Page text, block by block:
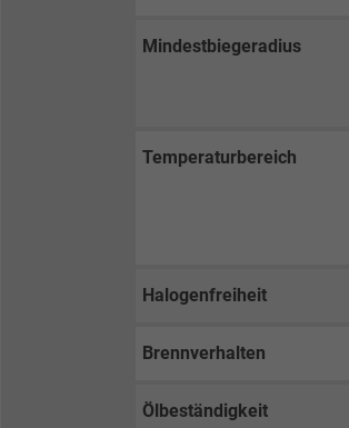
gewählten Tracking-
Mindestbiegeradius
Temperaturbereich
Halogenfreiheit
Brennverhalten
Ölbeständigkeit